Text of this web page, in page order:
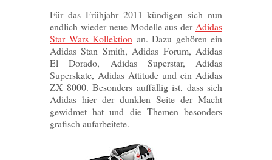
Für das Frühjahr 2011 kündigen sich nun
endlich wieder neue Modelle aus der Adidas
Star Wars Kollektion an. Dazu gehören ein
Adidas Stan Smith, Adidas Forum, Adidas
El Dorado, Adidas Superstar, Adidas
Superskate, Adidas Attitude und ein Adidas
ZX 8000. Besonders auffällig ist, dass sich
Adidas hier der dunklen Seite der Macht
gewidmet hat und die Themen besonders
grafisch aufarbeitete.